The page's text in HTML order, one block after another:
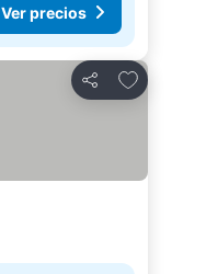
Ver precios
Compartir
Agregar a